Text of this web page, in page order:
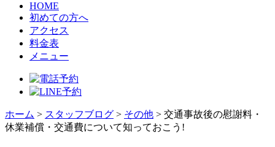
HOME
初めての方へ
アクセス
料金表
メニュー
ホーム > スタッフブログ > その他 > 交通事故後の慰謝料・
休業補償・交通費について知っておこう!